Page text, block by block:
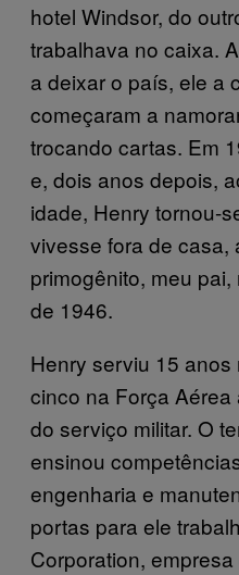
hotel Windsor, do
trabalhava no caixa.
a deixar o país, ele a
começaram a
trocando cartas. Em
e, dois anos depois,
idade, Henry tornou-
vivesse fora de casa,
primogênito, meu
de 1946.
Henry serviu 15
cinco na Força
do serviço militar. O
ensinou
engenharia e
portas para ele
Corporation,